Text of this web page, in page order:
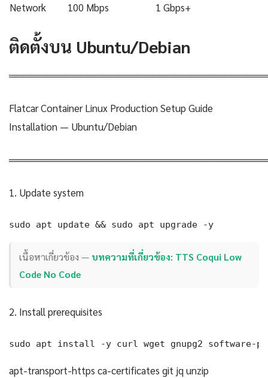
Network 100 Mbps 1 Gbps+
ติดตั้งบน Ubuntu/Debian
Flatcar Container Linux Production Setup Guide
Installation — Ubuntu/Debian
1. Update system
sudo apt update && sudo apt upgrade -y
เนื้อหาเกี่ยวข้อง — บทความที่เกี่ยวข้อง: TTS Coqui Low
Code No Code
2. Install prerequisites
sudo apt install -y curl wget gnupg2 software-
apt-transport-https ca-certificates git jq unzip